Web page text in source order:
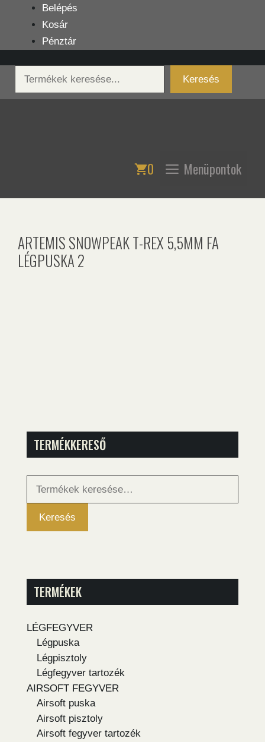
tartalomba
Belépés
Kosár
Pénztár
Keresés
Keresés
0 Menüpontok
ARTEMIS SNOWPEAK T-REX 5,5MM FA
LÉGPUSKA 2
TERMÉKKERESŐ
Keresés
Keresés
TERMÉKEK
LÉGFEGYVER
Légpuska
Légpisztoly
Légfegyver tartozék
AIRSOFT FEGYVER
Airsoft puska
Airsoft pisztoly
Airsoft fegyver tartozék